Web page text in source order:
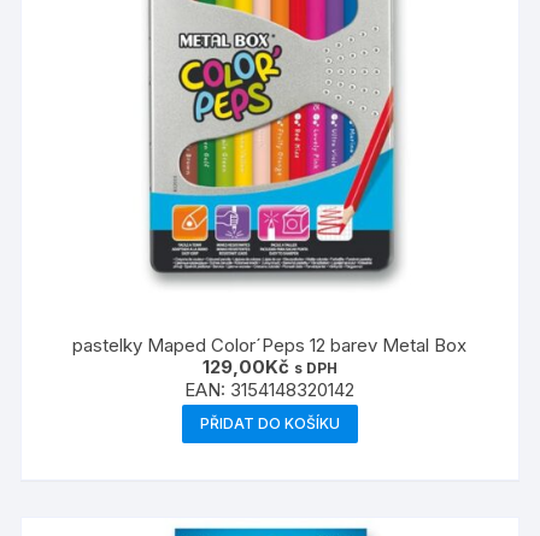
pastelky Maped Color´Peps 12 barev Metal Box
129,00Kč s DPH
EAN: 3154148320142
PŘIDAT DO KOŠÍKU